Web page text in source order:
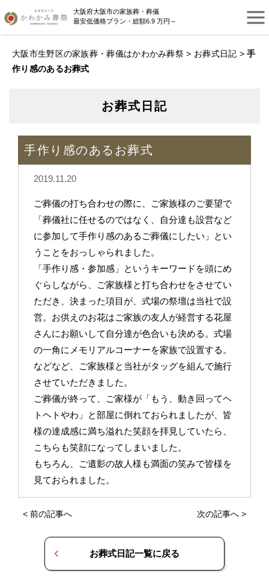
大阪府大阪市の家族葬・葬儀
最安低価格プラン・総額6.9 万円～
大阪市生野区の家族葬・葬儀はかわかみ葬祭 > お葬式日記 >手
作り感のあるお葬式
お葬式日記
手作り感のあるお葬式
2019.11.20
ご葬儀の打ち合わせの際に、ご家族様のご要望で
「葬儀社に任せるのではなく、自分達も設営など
に参加して手作り感のあるご葬儀にしたい」とい
うことをおっしゃられました。
「手作り感・参加感」というキーワードを頭にめ
ぐらしながら、ご家族様と打ち合わせをさせてい
ただき、決まった項目が、式場の祭壇は当社で設
営。お供えのお花はご家族の友人が経営する花屋
さんにお願いして自分達が色合いも決める。式場
の一角にメモリアルコーナーを家族で設置する。
などなど、ご家族様と当社がタッグを組んで施行
させていただきました。
ご葬儀が終って、ご家様が「もう、動き回ってヘ
トヘトやわ」と部屋に倒れておられましたが、皆
様の達成感に満ち溢れた笑顔を拝見していたら、
こちらも笑顔になってしまいました。
もちろん、ご遺影の故人様も満面の笑みで皆様を
見ておられました。
< 前の記事へ 次の記事へ >
お葬式日記一覧に戻る